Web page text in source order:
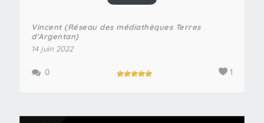
Vincent (Réseau des médiathèques Terres
d'Argentan)
14 juin 2022
1
0